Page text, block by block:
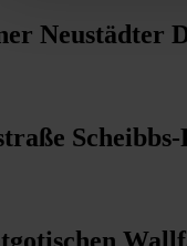
Neustädter